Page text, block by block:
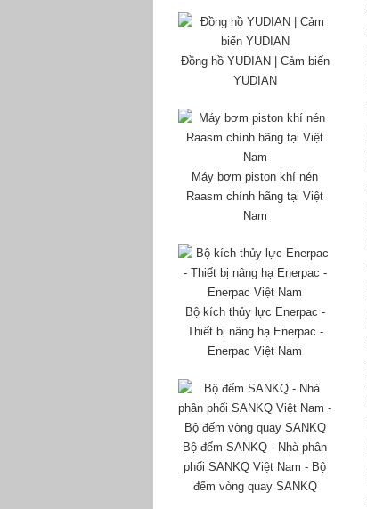
Đồng hồ YUDIAN | Cảm biến
YUDIAN
Máy bơm piston khí nén
Raasm chính hãng tại Việt
Nam
Bộ kích thủy lực Enerpac -
Thiết bị nâng hạ Enerpac -
Enerpac Việt Nam
Bộ đếm SANKQ - Nhà phân
phối SANKQ Việt Nam - Bộ
đếm vòng quay SANKQ